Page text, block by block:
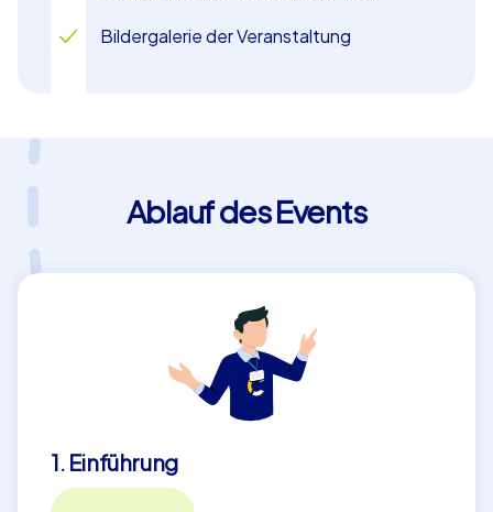
Bildergalerie der Veranstaltung
Ablauf des Events
1. Einführung